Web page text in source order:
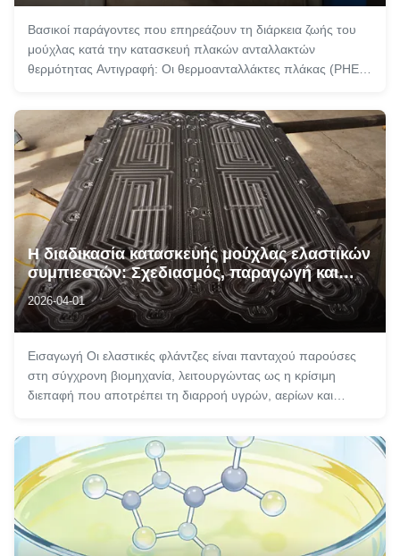
Βασικοί παράγοντες που επηρεάζουν τη διάρκεια ζωής του
μούχλας κατά την κατασκευή πλακών ανταλλακτών
θερμότητας Αντιγραφή: Οι θερμοανταλλάκτες πλάκας (PHEs)
πετροχημική, η επεξεργασία τροφίμων, η HVAC και η
παραγωγή ηλεκτρικής ενέργειας λόγω της ...
Η διαδικασία κατασκευής μούχλας ελαστικών
συμπιεστών: Σχεδιασμός, παραγωγή και
έλεγχος ποιότητας
2026-04-01
Εισαγωγή Οι ελαστικές φλάντζες είναι πανταχού παρούσες
στη σύγχρονη βιομηχανία, λειτουργώντας ως η κρίσιμη
διεπαφή που αποτρέπει τη διαρροή υγρών, αερίων και
κινητήρα ενός αυτοκινήτου έως τις σωληνώσεις μιας
φαρμακευτικής μονάδας, η αξιοπιστία αυτών τω...